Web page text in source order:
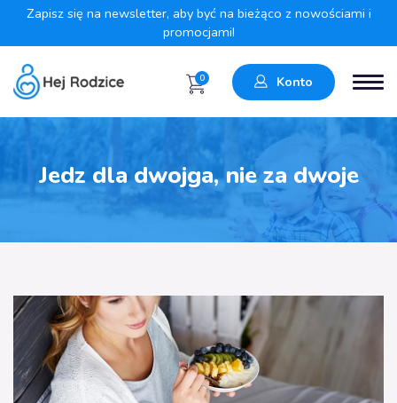
Zapisz się na newsletter, aby być na bieżąco z nowościami i
promocjami!
0 Konto
Jedz dla dwojga, nie za dwoje